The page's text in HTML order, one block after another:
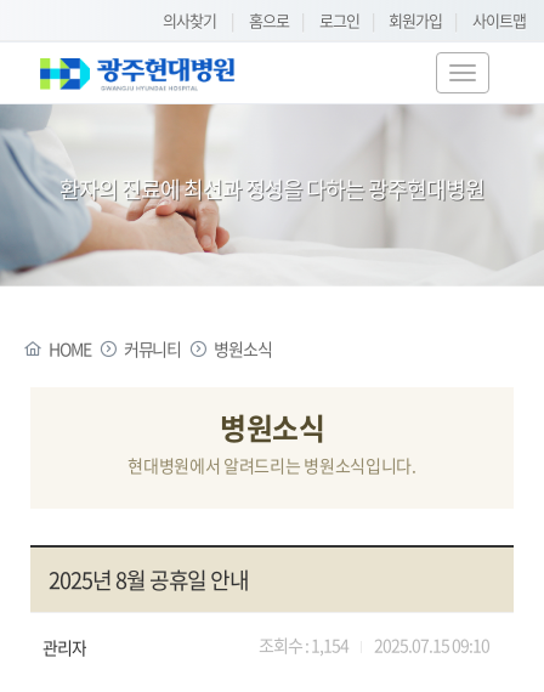
의사찾기 | 홈으로 | 로그인 | 회원가입 | 사이트맵
T
o
l
환자의 진료에 최선과 정성을 다하는 광주현대병원
HOME 커뮤니티 병원소식
병원소식
현대병원에서 알려드리는 병원소식입니다.
2025년 8월 공휴일 안내
관리자 조회수 :1,154 2025.07.15 09:10